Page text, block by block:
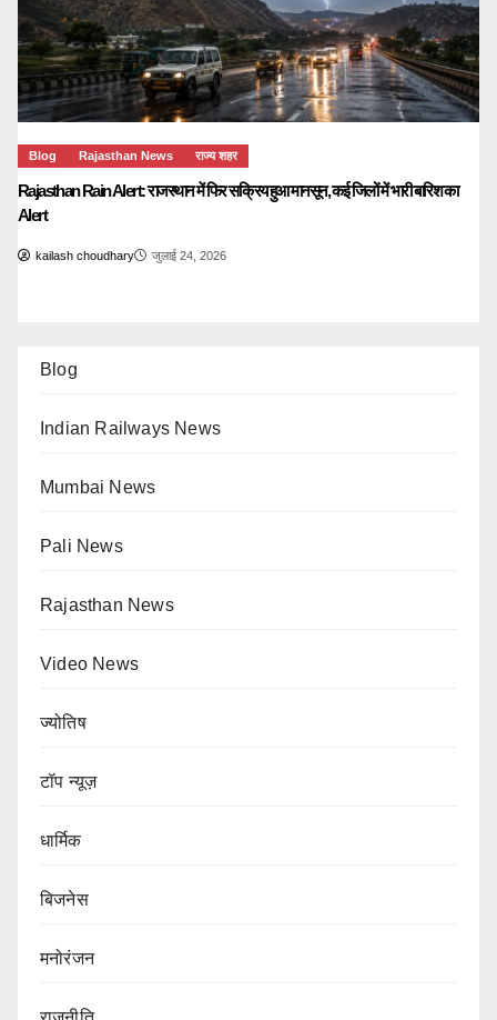
Blog Rajasthan News राज्य शहर
Rajasthan Rain Alert: राजस्थान में फिर सक्रिय हुआ मानसून, कई जिलों में भारी बारिश का
Alert
kailash choudhary जुलाई 24, 2026
Blog
Indian Railways News
Mumbai News
Pali News
Rajasthan News
Video News
ज्योतिष
टॉप न्यूज़
धार्मिक
बिजनेस
मनोरंजन